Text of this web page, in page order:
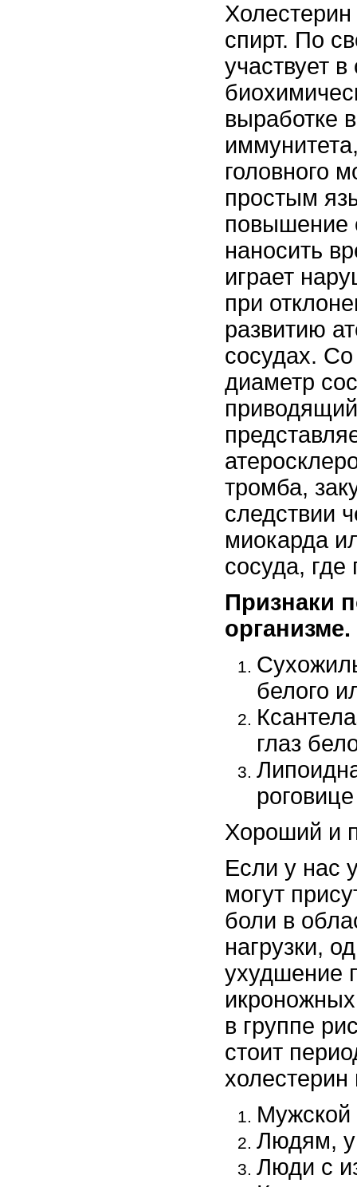
спирт. По
участвует
выработке
головного
простым
повышение
наносить
играет
при
развитию
сосудах.
диаметр
тромба,
следствии
миокарда
сосуда, где
Признаки
организме.
белого
глаз
Хороший и
Если у нас
могут
боли в
нагрузки,
ухудшение
в группе
стоит
Мужской
Людям, у
Люди с